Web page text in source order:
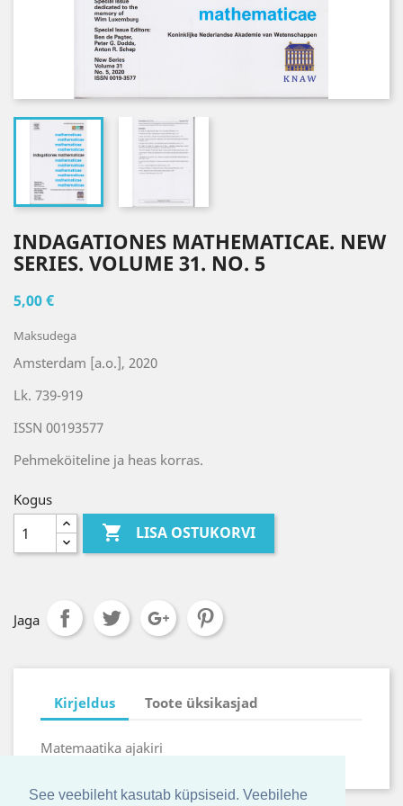
See veebileht kasutab küpsiseid. Veebilehe
INDAGATIONES MATHEMATICAE. NEW
SERIES. VOLUME 31. NO. 5
5,00 €
Maksudega
Amsterdam [a.o.], 2020
Lk. 739-919
ISSN 00193577
Pehmeköiteline ja heas korras.
Kogus
 LISA OSTUKORVI
Jaga
Kirjeldus Toote üksikasjad
Matemaatika ajakiri